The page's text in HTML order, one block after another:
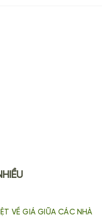
VỀ GIÁ GIỮA CÁC NHÀ